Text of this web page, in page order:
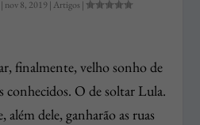
| nov 8, 2019| Artigos |
finalmente, velho sonho de
conhecidos. O de soltar Lula.
além dele, ganharão as ruas